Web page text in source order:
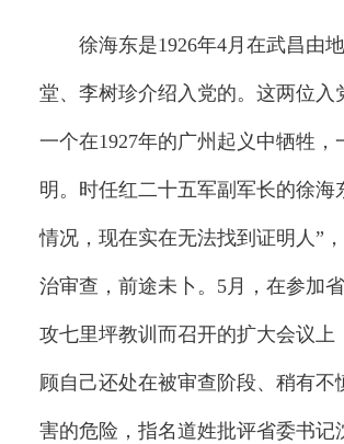
徐海东是1926年4月在武昌由
堂、李树珍介绍入党的。这两位入
一个在1927年的广州起义中牺牲，
明。时任红二十五军副军长的徐海
情况，现在实在无法找到证明人”
治审查，前途未卜。5月，在参加
攻七里坪教训而召开的扩大会议上
顾自己还处在被审查阶段、稍有不
害的危险，指名道姓批评省委书记